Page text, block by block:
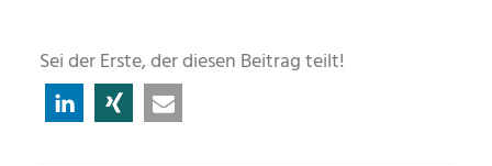
Sei der Erste, der diesen Beitrag teilt!